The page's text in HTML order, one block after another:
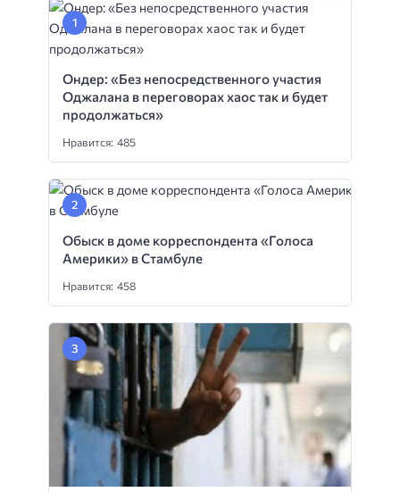
Ондер: «Без непосредственного участия
Оджалана в переговорах хаос так и будет
продолжаться»
Нравится: 485
Обыск в доме корреспондента «Голоса
Америки» в Стамбуле
Нравится: 458